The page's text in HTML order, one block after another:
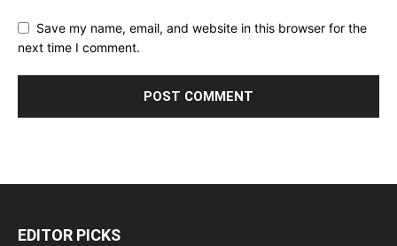
Save my name, email, and website in this browser for the
next time I comment.
EDITOR PICKS